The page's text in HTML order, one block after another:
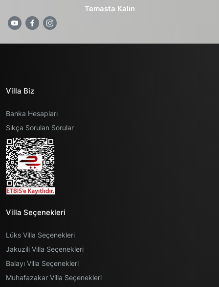
Temasta Kalın
Villa Biz
Banka Hesapları
Sıkça Sorulan Sorular
Villa Seçenekleri
Lüks Villa Seçenekleri
Jakuzili Villa Seçenekleri
Balayı Villa Seçenekleri
Muhafazakar Villa Seçenekleri